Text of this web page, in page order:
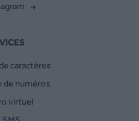
caractères
de numéros
virtuel